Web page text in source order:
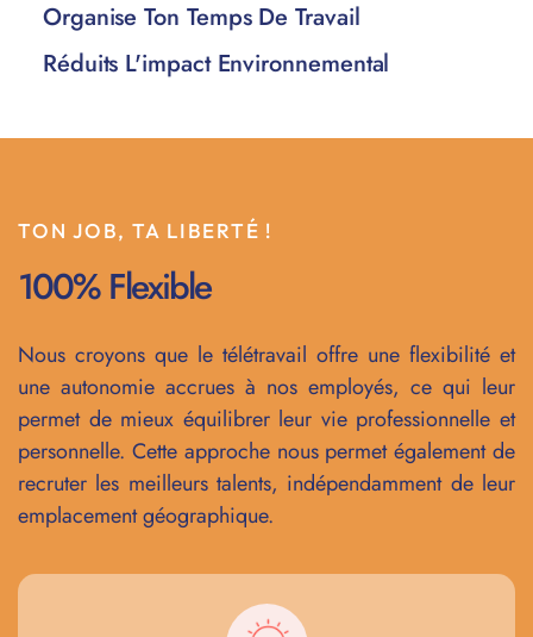
Organise Ton Temps De Travail
Réduits L'impact Environnemental
TON JOB, TA LIBERTÉ !
100% Flexible
Nous croyons que le télétravail offre une flexibilité et
une autonomie accrues à nos employés, ce qui leur
permet de mieux équilibrer leur vie professionnelle et
personnelle. Cette approche nous permet également de
recruter les meilleurs talents, indépendamment de leur
emplacement géographique.